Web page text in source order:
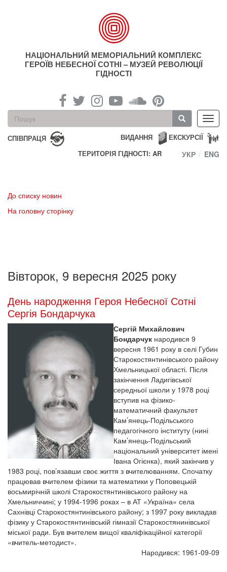
НАЦІОНАЛЬНИЙ МЕМОРІАЛЬНИЙ КОМПЛЕКС
ГЕРОЇВ НЕБЕСНОЇ СОТНІ – МУЗЕЙ РЕВОЛЮЦІЇ
ГІДНОСТІ
Пошукова
форма
Пошук
СПІВПРАЦЯ ЕКСКУРСІЇ
ВИДАННЯ
ТЕРИТОРІЯ ГІДНОСТІ: AR
УКР ENG
До списку новин
На головну сторінку
Вівторок, 9 вересня 2025 року
День народження Героя Небесної Сотні
Сергія Бондарчука
Сергій Михайлович
Бондарчук народився 9
вересня 1961 року в селі Губин
Старокостянтинівського району
Хмельницької області. Після
закінчення Ладигівської
середньої школи у 1978 році
вступив на фізико-
математичний факультет
Кам’янець-Подільського
педагогічного інституту (нині
Кам’янець-Подільський
національний університет імені
Івана Огієнка), який закінчив у
1983 році, пов’язавши своє життя з вчителюванням. Спочатку
працював вчителем фізики та математики у Поповецькій
восьмирічній школі Старокостянтинівського району на
Хмельниччині; у 1994-1996 роках – в АТ «Україна» села
Сахнівці Старокостянтинівського району; з 1997 року викладав
фізику у Старокостянтинівській гімназії Старокостянинівської
міської ради. Був вчителем вищої кваліфікаційної категорії
«вчитель-методист».
Народився: 1961-09-09